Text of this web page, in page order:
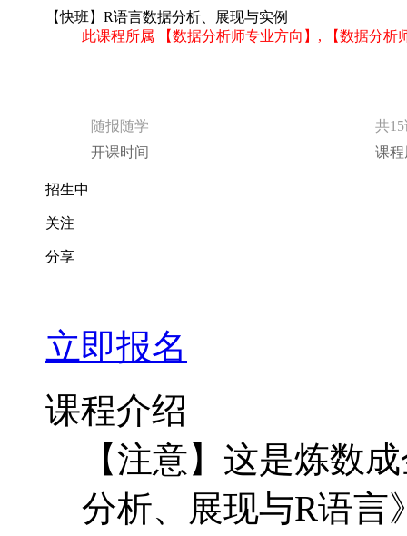
【快班】R语言数据分析、展现与实例
此课程所属 【数据分析师专业方向】, 【数据分
随报随学
共
开课时间
课
招生中
关注
分享
立即报名
课程介绍
【注意】这是炼数
分析、展现与R语言